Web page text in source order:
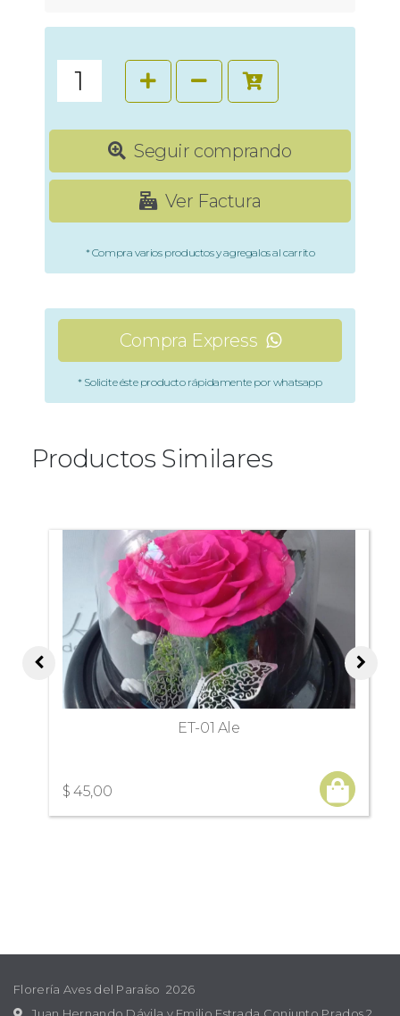
Seguir comprando
Ver Factura
* Compra varios productos y agregalos al carrito
Compra Express
* Solicite éste producto rápidamente por whatsapp
Productos Similares
ET-01 Ale
$ 45,00
Florería Aves del Paraíso 2026
Juan Hernando Dávila y Emilio Estrada Conjunto Prados 2